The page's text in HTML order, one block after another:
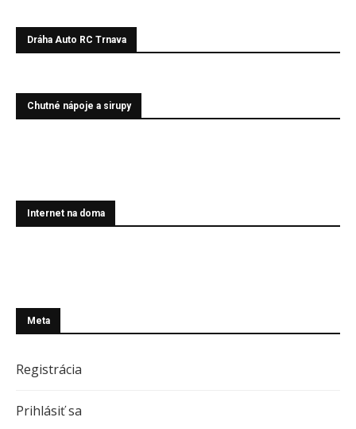
Dráha Auto RC Trnava
Chutné nápoje a sirupy
Internet na doma
Meta
Registrácia
Prihlásiť sa